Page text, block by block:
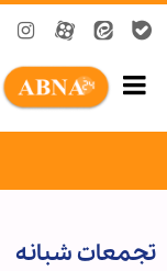
تجمعات شبانه